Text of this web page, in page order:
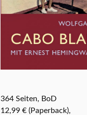
364 Seiten, BoD
12,99 € (Paperback),